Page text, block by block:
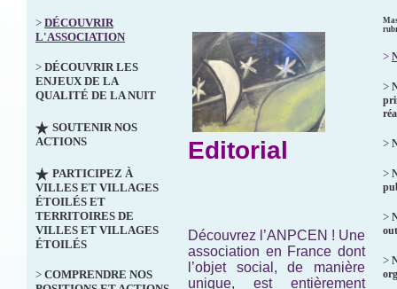
> DÉCOUVRIR
L'ASSOCIATION
> DÉCOUVRIR LES
ENJEUX DE LA
QUALITÉ DE LA NUIT
SOUTENIR NOS
ACTIONS
PARTICIPEZ À
VILLES ET VILLAGES
ÉTOILÉS ET
TERRITOIRES DE
VILLES ET VILLAGES
ÉTOILÉS
> COMPRENDRE NOS
Editorial
Découvrez l’ANPCEN ! Une
association en France dont
l’objet social, de manière
unique, est entièrement
>
>
>
>
>
>